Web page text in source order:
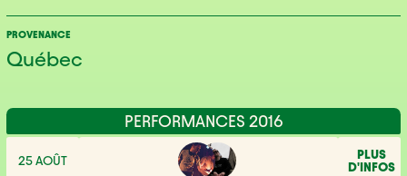
PROVENANCE
Québec
PERFORMANCES 2016
25 AOÛT
PLUS
D'INFOS